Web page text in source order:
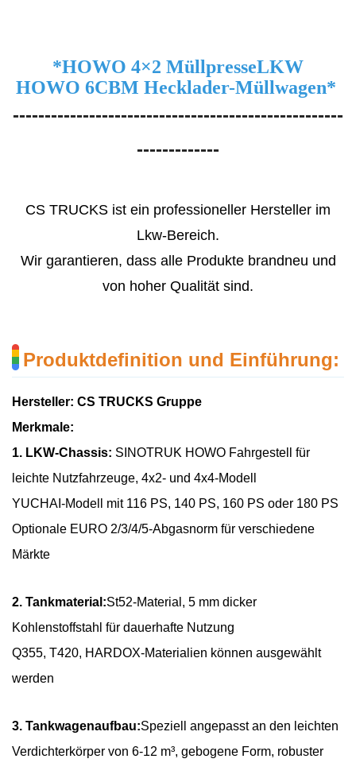
*HOWO 4×2 MüllpresseLKW
HOWO 6CBM Hecklader-Müllwagen*
----------------------------------------------------
-------------
CS TRUCKS ist ein professioneller Hersteller im
Lkw-Bereich.
Wir garantieren, dass alle Produkte brandneu und
von hoher Qualität sind.
Produktdefinition und Einführung:
Hersteller: CS TRUCKS Gruppe
Merkmale:
1. LKW-Chassis: SINOTRUK HOWO Fahrgestell für
leichte Nutzfahrzeuge, 4x2- und 4x4-Modell
YUCHAI-Modell mit 116 PS, 140 PS, 160 PS oder 180 PS
Optionale EURO 2/3/4/5-Abgasnorm für verschiedene
Märkte
2. Tankmaterial:St52-Material, 5 mm dicker
Kohlenstoffstahl für dauerhafte Nutzung
Q355, T420, HARDOX-Materialien können ausgewählt
werden
3. Tankwagenaufbau:Speziell angepasst an den leichten
Verdichterkörper von 6-12 m³, gebogene Form, robuster